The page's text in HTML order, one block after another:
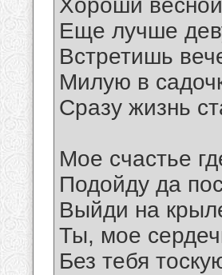
Хороши
Еще лучше
Встретишь
Милую в
Сразу жизнь
Мое счастье
Подойду да
Выйди на
Ты, мое
Без тебя